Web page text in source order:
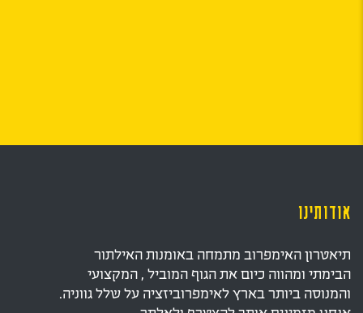
אודותינו
תיאטרון האימפרוב מתמחה באומנות האילתור
הבימתי ומהווה כיום את הגוף המוביל , המקצועי
והמנוסה ביותר בארץ לאימפרוביזציה על שלל גווניה.